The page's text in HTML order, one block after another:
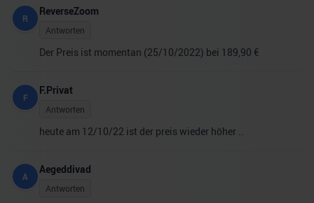
R
ReverseZoom
Antworten
Der Preis ist momentan (25/10/2022) bei 189,90 €
F
F.Privat
Antworten
heute am 12/10/22 ist der preis wieder höher ..
A
Aegeddivad
Antworten